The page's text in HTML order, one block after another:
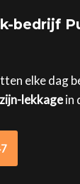
bedrijf
elke dag
lekkagein